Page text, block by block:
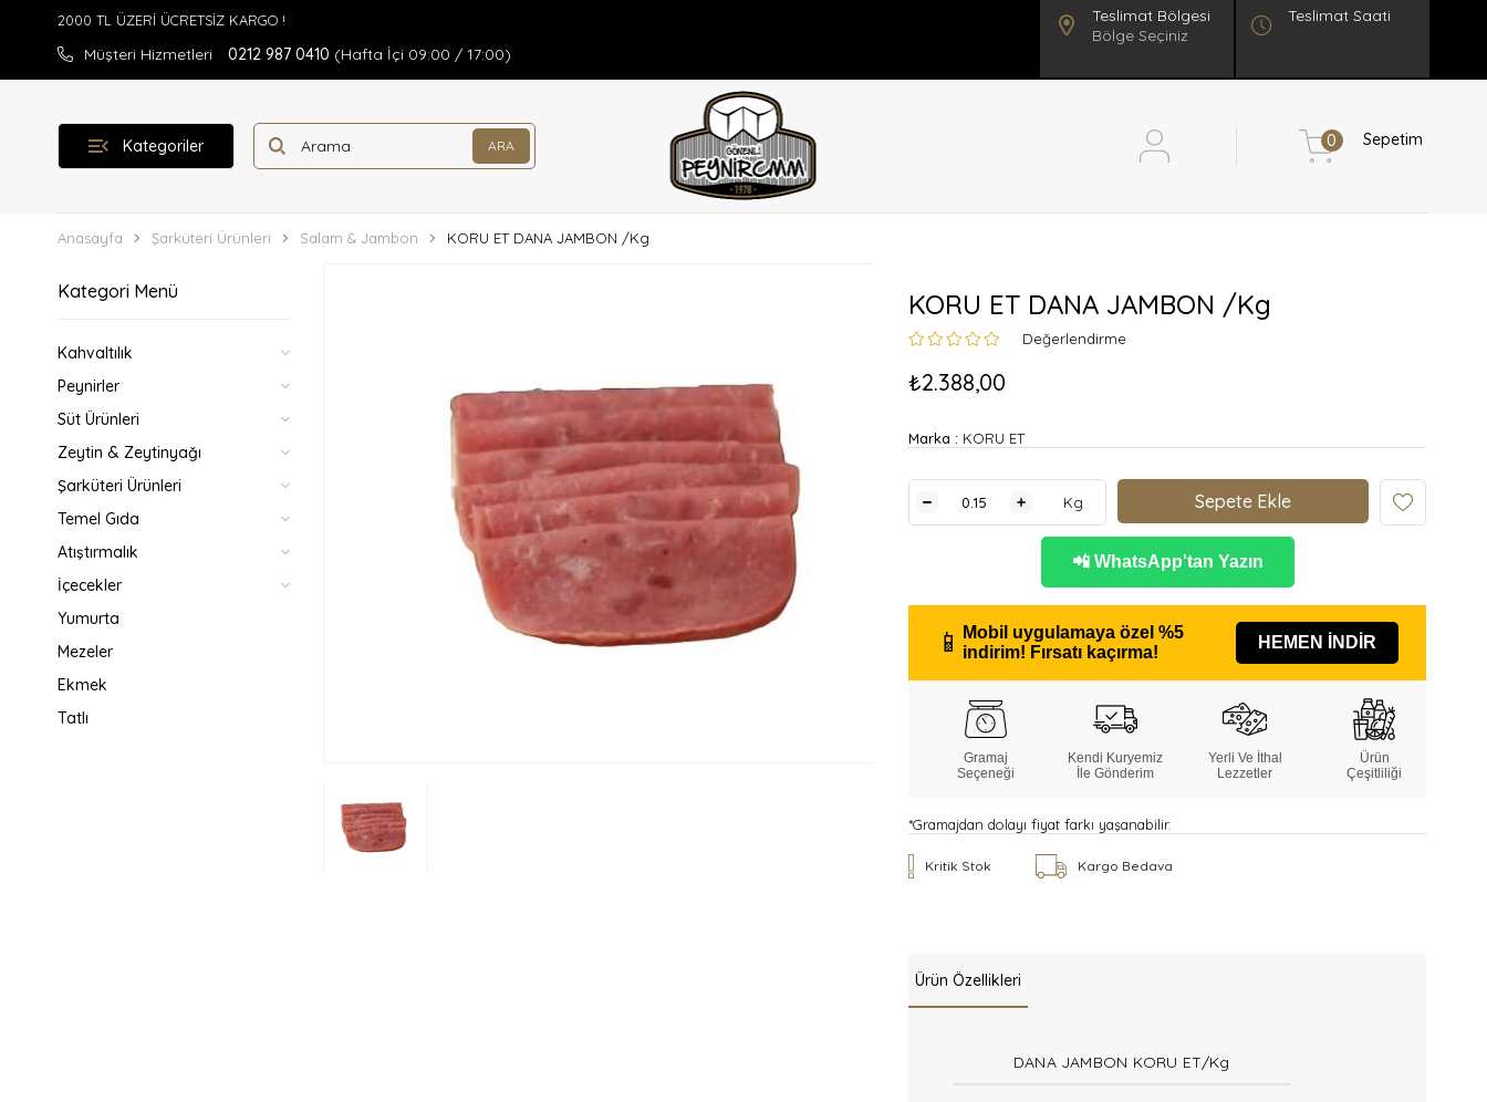
Müşteri Hizmetleri 0212 987 0410 (Hafta İçi 09:00 / 17:00)
Bölge Seçiniz
Teslimat Saati
Kategoriler Sepetim
0
Anasayfa Şarküteri Ürünleri Salam & Jambon KORU ET DANA JAMBON /Kg
Kategori Menü
Kahvaltılık
Peynirler
Süt Ürünleri
Zeytin & Zeytinyağı
Şarküteri Ürünleri
Temel Gıda
Atıştırmalık
İçecekler
Yumurta
Mezeler
Ekmek
Tatlı
KORU ET DANA JAMBON /Kg
Değerlendirme
₺2.388,00
Marka : KORU ET
Kg
📲 WhatsApp'tan Yazın
📱 Mobil uygulamaya özel %5
indirim! Fırsatı kaçırma!
HEMEN İNDİR
Gramaj
Seçeneği
Kendi Kuryemiz
İle Gönderim
Yerli Ve İthal
Lezzetler
Ürün
Çeşitliliği
*Gramajdan dolayı fiyat farkı yaşanabilir.
Kritik Stok Kargo Bedava
Ürün Özellikleri
DANA JAMBON KORU ET/Kg